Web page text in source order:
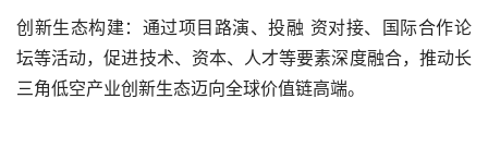
创新生态构建：通过项目路演、投融 资对接、国际合作论
坛等活动，促进技术、资本、人才等要素深度融合，推动长
三角低空产业创新生态迈向全球价值链高端。